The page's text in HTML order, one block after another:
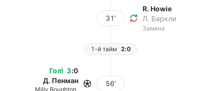
31’
R. Howie
Л. Баркли
Замена
1-й тайм 2:0
Гол! 3:0
Д. Пенман
Milly Boughton
56’